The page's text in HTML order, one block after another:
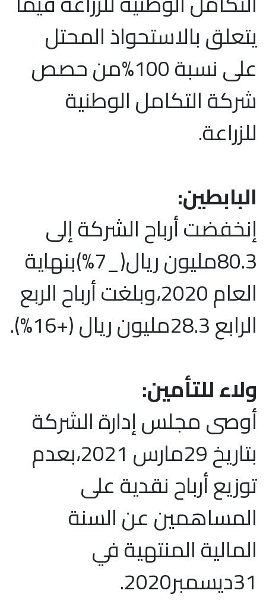
يتعلق بالاستحواذ المحتل
على نسبة 100%من حصص
شركة التكامل الوطنية
للزراعة.
البابطين:
إنخفضت أرباح الشركة إلى
80.3مليون ريال(_7%)بنهاية
العام 2020،وبلغت أرباح الربع
الرابع 28.3مليون ريال (+16%).
ولاء للتأمين:
أوصى مجلس إدارة الشركة
بتاريخ 29مارس 2021،بعدم
توزيع أرباح نقدية على
المساهمين عن السنة
المالية المنتهية في
31ديسمبر2020.